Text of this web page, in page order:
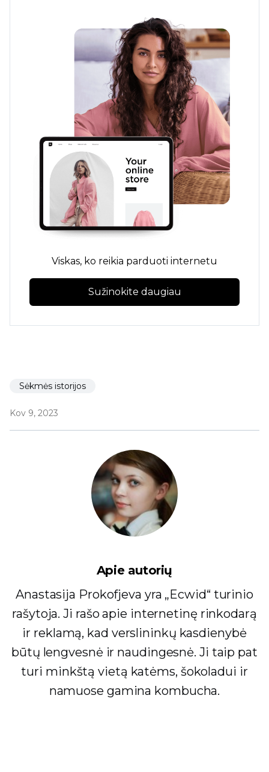
Viskas, ko reikia parduoti internetu
Sužinokite daugiau
Sėkmės istorijos
Kov 9, 2023
Apie autorių
Anastasija Prokofjeva yra „Ecwid“ turinio
rašytoja. Ji rašo apie internetinę rinkodarą
ir reklamą, kad verslininkų kasdienybė
būtų lengvesnė ir naudingesnė. Ji taip pat
turi minkštą vietą katėms, šokoladui ir
namuose gamina kombucha.